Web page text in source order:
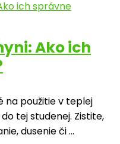
Ako ich
na použitie v teplej
tej studenej. Zistite,
dusenie či ...